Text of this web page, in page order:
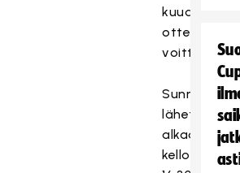
kuuden
ottelun
Sunnuntain
lähetys
alkaa
kello